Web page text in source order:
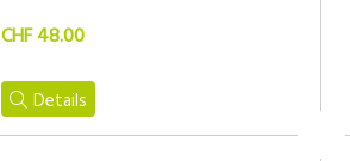
CHF 48.00
Details